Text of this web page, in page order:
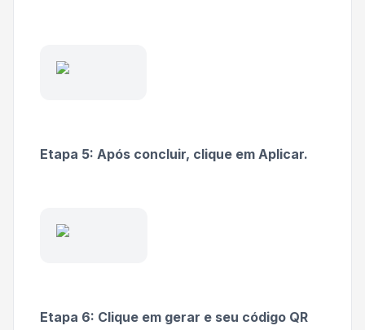
Etapa 5: Após concluir, clique em Aplicar.
Etapa 6: Clique em gerar e seu código QR